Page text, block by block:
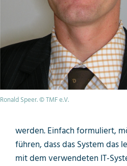
Ronald Speer. © TMF e.V.
werden. Einfach formuliert,
führen, dass das System das
mit dem verwendeten IT-